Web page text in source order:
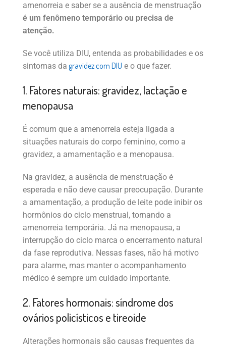
amenorreia e saber se a ausência de menstruação
é um fenômeno temporário ou precisa de
atenção.
Se você utiliza DIU, entenda as probabilidades e os
sintomas da gravidez com DIU e o que fazer.
1. Fatores naturais: gravidez, lactação e
menopausa
É comum que a amenorreia esteja ligada a
situações naturais do corpo feminino, como a
gravidez, a amamentação e a menopausa.
Na gravidez, a ausência de menstruação é
esperada e não deve causar preocupação. Durante
a amamentação, a produção de leite pode inibir os
hormônios do ciclo menstrual, tornando a
amenorreia temporária. Já na menopausa, a
interrupção do ciclo marca o encerramento natural
da fase reprodutiva. Nessas fases, não há motivo
para alarme, mas manter o acompanhamento
médico é sempre um cuidado importante.
2. Fatores hormonais: síndrome dos
ovários policísticos e tireoide
Alterações hormonais são causas frequentes da